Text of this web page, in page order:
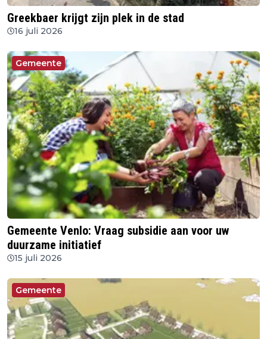
Greekbaer krijgt zijn plek in de stad
16 juli 2026
Gemeente
Gemeente Venlo: Vraag subsidie aan voor uw
duurzame initiatief
15 juli 2026
Gemeente